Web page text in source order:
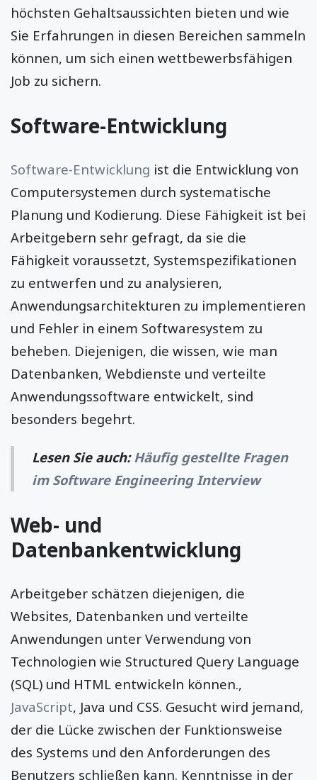
höchsten Gehaltsaussichten bieten und wie
Sie Erfahrungen in diesen Bereichen sammeln
können, um sich einen wettbewerbsfähigen
Job zu sichern.
Software-Entwicklung
Software-Entwicklung ist die Entwicklung von
Computersystemen durch systematische
Planung und Kodierung. Diese Fähigkeit ist bei
Arbeitgebern sehr gefragt, da sie die
Fähigkeit voraussetzt, Systemspezifikationen
zu entwerfen und zu analysieren,
Anwendungsarchitekturen zu implementieren
und Fehler in einem Softwaresystem zu
beheben. Diejenigen, die wissen, wie man
Datenbanken, Webdienste und verteilte
Anwendungssoftware entwickelt, sind
besonders begehrt.
Lesen Sie auch:Häufig gestellte Fragen
im Software Engineering Interview
Web- und
Datenbankentwicklung
Arbeitgeber schätzen diejenigen, die
Websites, Datenbanken und verteilte
Anwendungen unter Verwendung von
Technologien wie Structured Query Language
(SQL) und HTML entwickeln können.,
JavaScript, Java und CSS. Gesucht wird jemand,
der die Lücke zwischen der Funktionsweise
des Systems und den Anforderungen des
Benutzers schließen kann. Kenntnisse in der